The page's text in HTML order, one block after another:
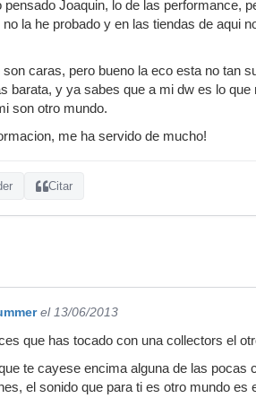
pensado Joaquin, lo de las performance,
no la he probado y en las tiendas de aqui
son caras, pero bueno la eco esta no tan
barata, y ya sabes que a mi dw es lo
son otro mundo.
me ha servido de mucho!
Citar
el 13/06/2013
que has tocado con una collectors el
te cayese encima alguna de las
el sonido que para ti es otro mundo es